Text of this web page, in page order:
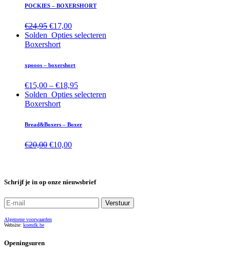
POCKIES – BOXERSHORT
€24,95 €17,00
Solden Opties selecteren
Boxershort
xpooos – boxershort
€15,00 – €18,95
Solden Opties selecteren
Boxershort
Bread&Boxers – Boxer
€20,00 €10,00
Schrijf je in op onze nieuwsbrief
Algemene voorwaarden
Website: koendk.be
Openingsuren